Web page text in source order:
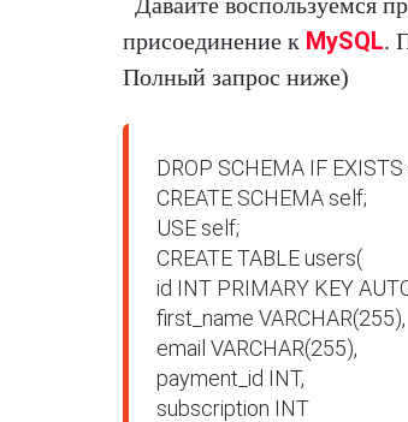
присоединение к MySQL.
Полный запрос ниже)
DROP SCHEMA IF EXISTS
CREATE SCHEMA self;
USE self;
CREATE TABLE users(
id INT PRIMARY KEY
first_name VARCHAR(255),
email VARCHAR(255),
payment_id INT,
subscription INT